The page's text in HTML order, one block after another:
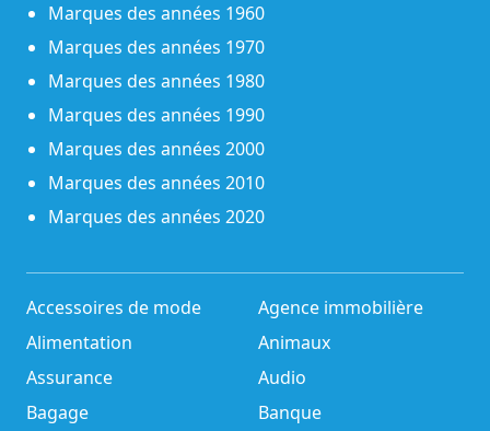
Marques des années 1960
Marques des années 1970
Marques des années 1980
Marques des années 1990
Marques des années 2000
Marques des années 2010
Marques des années 2020
Accessoires de mode
Agence immobilière
Alimentation
Animaux
Assurance
Audio
Bagage
Banque